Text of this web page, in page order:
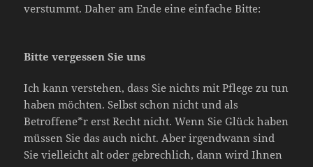
verstummt. Daher am Ende eine einfache Bitte:
Bitte vergessen Sie uns
Ich kann verstehen, dass Sie nichts mit Pflege zu tun
haben möchten. Selbst schon nicht und als
Betroffene*r erst Recht nicht. Wenn Sie Glück haben
müssen Sie das auch nicht. Aber irgendwann sind
Sie vielleicht alt oder gebrechlich, dann wird Ihnen